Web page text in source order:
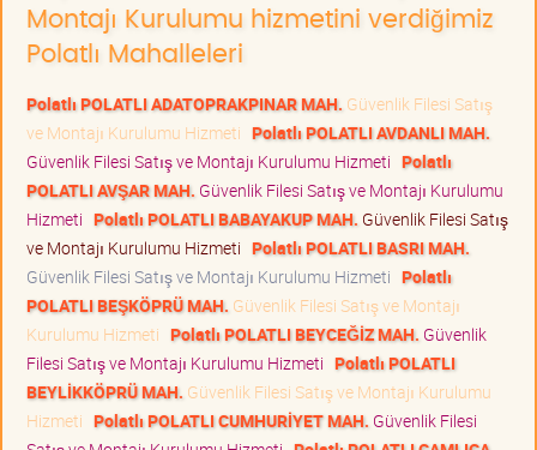
Montajı Kurulumu hizmetini verdiğimiz
Polatlı Mahalleleri
Polatlı POLATLI ADATOPRAKPINAR MAH. Güvenlik Filesi Satış
ve Montajı Kurulumu Hizmeti Polatlı POLATLI AVDANLI MAH.
Güvenlik Filesi Satış ve Montajı Kurulumu Hizmeti Polatlı
POLATLI AVŞAR MAH. Güvenlik Filesi Satış ve Montajı Kurulumu
Hizmeti Polatlı POLATLI BABAYAKUP MAH. Güvenlik Filesi Satış
ve Montajı Kurulumu Hizmeti Polatlı POLATLI BASRI MAH.
Güvenlik Filesi Satış ve Montajı Kurulumu Hizmeti Polatlı
POLATLI BEŞKÖPRÜ MAH. Güvenlik Filesi Satış ve Montajı
Kurulumu Hizmeti Polatlı POLATLI BEYCEĞİZ MAH. Güvenlik
Filesi Satış ve Montajı Kurulumu Hizmeti Polatlı POLATLI
BEYLİKKÖPRÜ MAH. Güvenlik Filesi Satış ve Montajı Kurulumu
Hizmeti Polatlı POLATLI CUMHURİYET MAH. Güvenlik Filesi